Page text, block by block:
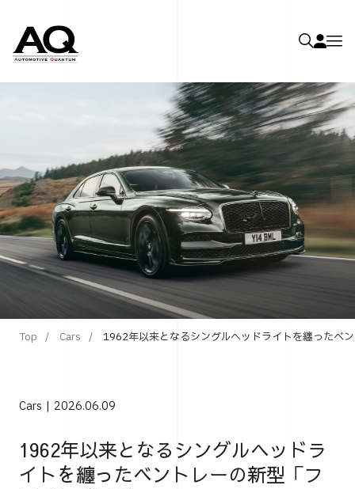
Top Cars 1962年以来となるシングルヘッドライトを纏ったベ
Cars 2026.06.09
1962年以来となるシングルヘッドラ
イトを纏ったベントレーの新型「フ